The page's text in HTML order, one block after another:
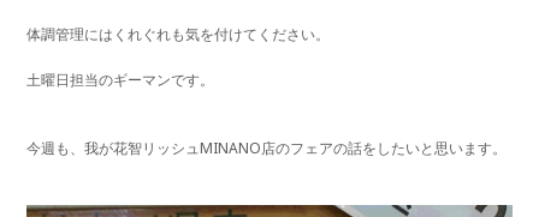
体調管理にはくれぐれも気を付けてください。
土曜日担当のギーマンです。
今週も、我が花智リッシュMINANO店のフェアの話をしたいと思います。